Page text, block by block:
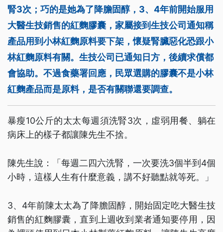
腎3次；巧的是她為了降膽固醇，3、4年前開始服用
大醫生技銷售的紅麴膠囊，家屬接到生技公司通知稱
產品用到小林紅麴原料要下架，懷疑腎臟惡化恐跟小
林紅麴原料有關。生技公司已通知日方，後續求償都
會協助。不過食藥署回應，民眾選購的膠囊不是小林
紅麴產品而是原料，是否有關聯還要調查。
暴瘦10公斤的太太每週須洗腎3次，虛弱用餐、躺在
病床上的樣子都讓陳先生不捨。
陳先生說：「每週二四六洗腎，一次要洗3個半到4個
小時，這樣人生有什麼意義，講不好聽點就等死。」
3、4年前陳太太為了降膽固醇，開始固定吃大醫生技
銷售的紅麴膠囊，直到上週收到業者通知要停用，因